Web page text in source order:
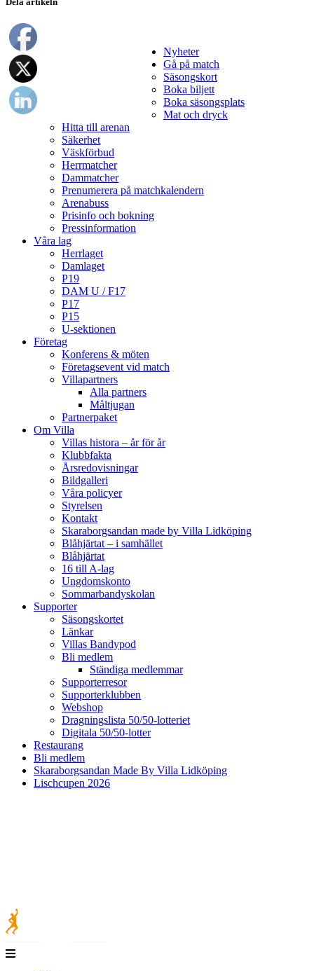
Nyheter
Gå på match
Säsongskort
Boka biljett
Boka säsongsplats
Mat och dryck
Hitta till arenan
Säkerhet
Väskförbud
Herrmatcher
Dammatcher
Prenumerera på matchkalendern
Arenabuss
Prisinfo och bokning
Pressinformation
Våra lag
Herrlaget
Damlaget
P19
DAM U / F17
P17
P15
U-sektionen
Företag
Konferens & möten
Företagsevent vid match
Villapartners
Alla partners
Måltjugan
Partnerpaket
Om Villa
Villas histora – år för år
Klubbfakta
Årsredovisningar
Bildgalleri
Våra policyer
Styrelsen
Kontakt
Skaraborgsandan made by Villa Lidköping
Blåhjärtat – i samhället
Blåhjärtat
16 till A-lag
Ungdomskonto
Sommarbandyskolan
Supporter
Säsongskortet
Länkar
Villas Bandypod
Bli medlem
Ständiga medlemmar
Supporterresor
Supporterklubben
Webshop
Dragningslista 50/50-lotteriet
Digitala 50/50-lotter
Restaurang
Bli medlem
Skaraborgsandan Made By Villa Lidköping
Lischcupen 2026